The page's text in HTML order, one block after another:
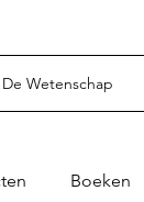
Wetenschap
Boeken